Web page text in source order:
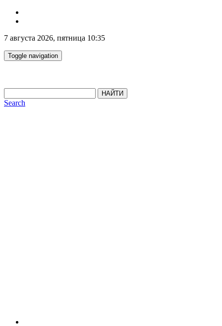
7 августа 2026, пятница 10:35
Toggle navigation
НАЙТИ
Search